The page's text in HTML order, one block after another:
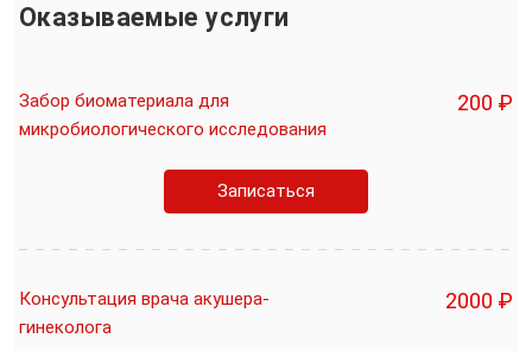
Оказываемые услуги
Забор биоматериала для
микробиологического исследования
200 ₽
Записаться
Консультация врача акушера-
гинеколога
2000 ₽